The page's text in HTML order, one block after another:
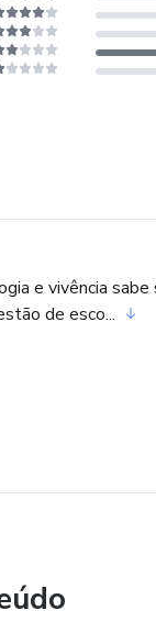
e vivência sabe
de esco...